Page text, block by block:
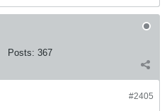
Posts: 367
#2405